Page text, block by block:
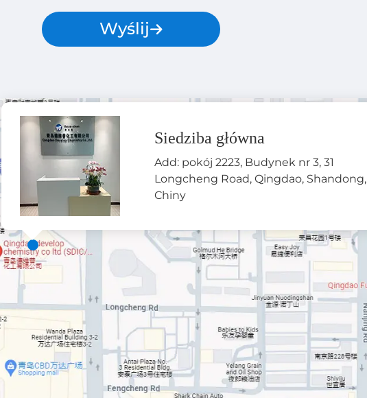
Wyślij
Siedziba główna
Add: pokój 2223, Budynek nr 3, 31
Longcheng Road, Qingdao, Shandong,
Chiny